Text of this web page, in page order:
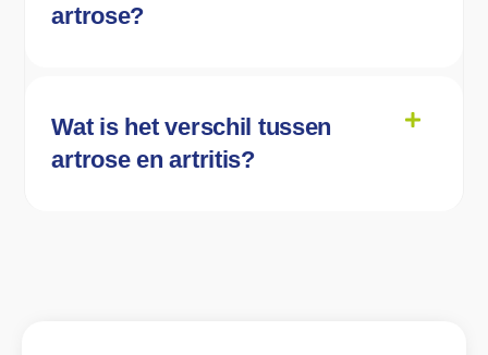
artrose?
Wat is het verschil tussen
artrose en artritis?